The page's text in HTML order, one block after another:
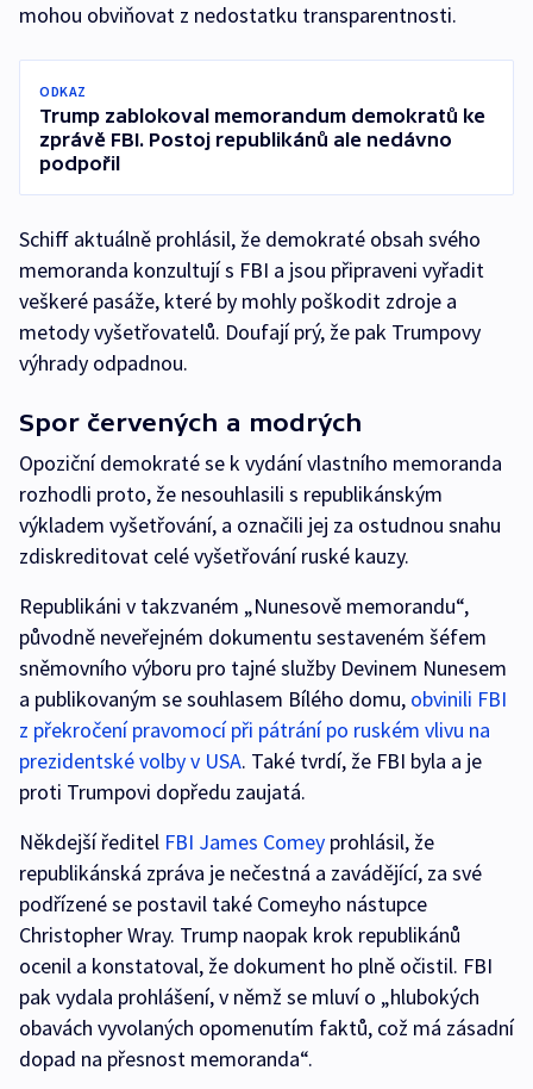
mohou obviňovat z nedostatku transparentnosti.
ODKAZ
Trump zablokoval memorandum demokratů ke
zprávě FBI. Postoj republikánů ale nedávno
podpořil
Schiff aktuálně prohlásil, že demokraté obsah svého
memoranda konzultují s FBI a jsou připraveni vyřadit
veškeré pasáže, které by mohly poškodit zdroje a
metody vyšetřovatelů. Doufají prý, že pak Trumpovy
výhrady odpadnou.
Spor červených a modrých
Opoziční demokraté se k vydání vlastního memoranda
rozhodli proto, že nesouhlasili s republikánským
výkladem vyšetřování, a označili jej za ostudnou snahu
zdiskreditovat celé vyšetřování ruské kauzy.
Republikáni v takzvaném „Nunesově memorandu“,
původně neveřejném dokumentu sestaveném šéfem
sněmovního výboru pro tajné služby Devinem Nunesem
a publikovaným se souhlasem Bílého domu, obvinili FBI
z překročení pravomocí při pátrání po ruském vlivu na
prezidentské volby v USA. Také tvrdí, že FBI byla a je
proti Trumpovi dopředu zaujatá.
Někdejší ředitel FBI James Comey prohlásil, že
republikánská zpráva je nečestná a zavádějící, za své
podřízené se postavil také Comeyho nástupce
Christopher Wray. Trump naopak krok republikánů
ocenil a konstatoval, že dokument ho plně očistil. FBI
pak vydala prohlášení, v němž se mluví o „hlubokých
obavách vyvolaných opomenutím faktů, což má zásadní
dopad na přesnost memoranda“.